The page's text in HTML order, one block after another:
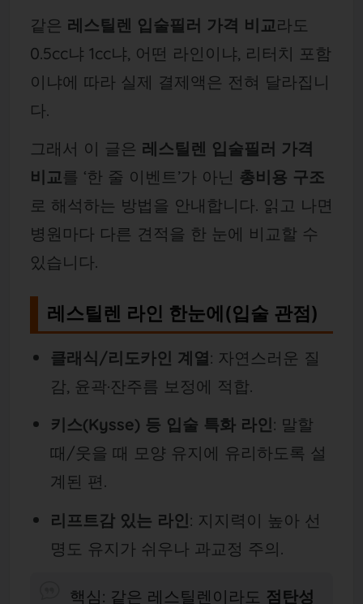
같은 레스틸렌 입술필러 가격 비교 라도
0.5cc냐 1cc냐, 어떤 라인이냐, 리터치 포함
이냐에 따라 실제 결제액은 전혀 달라집니
다.
그래서 이 글은 레스틸렌 입술필러 가격
비교 를 ‘한 줄 이벤트’가 아닌 총비용 구조
로 해석하는 방법을 안내합니다. 읽고 나면
병원마다 다른 견적을 한 눈에 비교할 수
있습니다.
레스틸렌 라인 한눈에(입술 관점)
클래식/리도카인 계열: 자연스러운 질
감, 윤곽·잔주름 보정에 적합.
키스(Kysse) 등 입술 특화 라인: 말할
때/웃을 때 모양 유지에 유리하도록 설
계된 편.
리프트감 있는 라인: 지지력이 높아 선
명도 유지가 쉬우나 과교정 주의.
핵심: 같은 레스틸렌이라도 점탄성